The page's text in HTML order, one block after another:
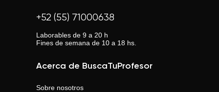
+52 (55) 71000638
Laborables de 9 a 20 h
Fines de semana de 10 a 18 hs.
Acerca de BuscaTuProfesor
Sobre nosotros